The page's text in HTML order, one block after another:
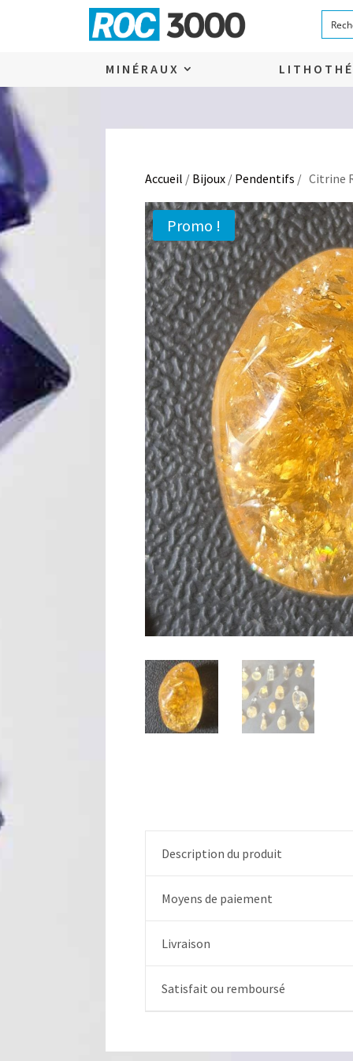
MINÉRAUX
Accueil / Bijoux / Pendentifs / Citrine
Promo !
Description du produit
Moyens de paiement
Livraison
Satisfait ou remboursé